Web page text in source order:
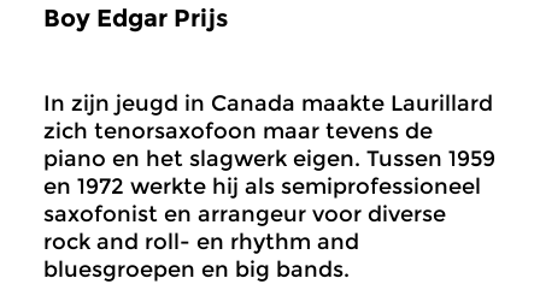
Boy Edgar Prijs
In zijn jeugd in Canada maakte Laurillard
zich tenorsaxofoon maar tevens de
piano en het slagwerk eigen. Tussen 1959
en 1972 werkte hij als semiprofessioneel
saxofonist en arrangeur voor diverse
rock and roll- en rhythm and
bluesgroepen en big bands.